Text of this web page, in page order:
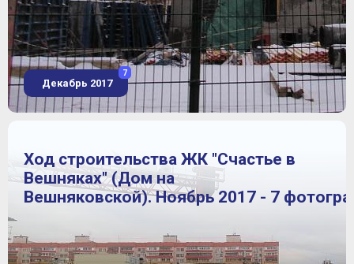
Декабрь 2017
7
Ход строительства ЖК "Счастье в
Вешняках" (Дом на
Вешняковской). Ноябрь 2017 - 7